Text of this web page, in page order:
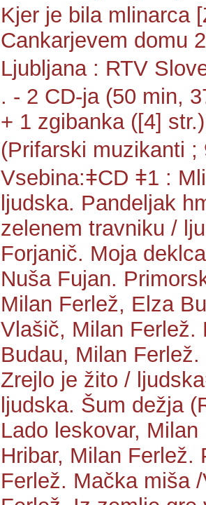
Kjer je bila mlinarca
Cankarjevem domu
Ljubljana : RTV
. - 2 CD-ja (50 min,
+ 1 zgibanka ([4] str.)
(Prifarski muzikanti
Vsebina:ǂCD ǂ1 :
ljudska. Pandeljak
zelenem travniku /
Forjanič. Moja
Nuša Fujan.
Milan Ferlež, Elza
Vlašič, Milan Ferlež.
Budau, Milan
Zrejlo je žito /
ljudska. Šum dežja
Lado leskovar,
Hribar, Milan Ferlež.
Ferlež. Mačka miša